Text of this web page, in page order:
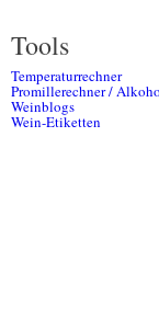
Tools
Temperaturrechner
Promillerechner /
Weinblogs
Wein-Etiketten